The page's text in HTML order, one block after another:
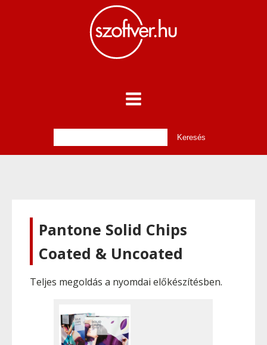
Pantone Solid Chips
Coated & Uncoated
Teljes megoldás a nyomdai előkészítésben.